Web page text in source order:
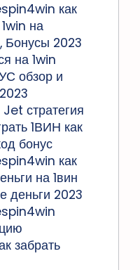
как
на
Бонусы 2023
на 1win
обзор и
стратегия
1ВИН как
бонус
как
на 1вин
деньги 2023
забрать